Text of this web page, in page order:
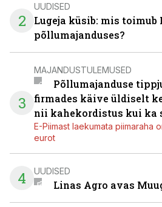
2
UUDISED
Lugeja küsib: mis toimub
põllumajanduses?
3
MAJANDUSTULEMUSED
Põllumajanduse
firmades käive üldiselt
nii kahekordistus kui ka
E-Piimast laekumata piimaraha
eurot
4 UUDISED
Linas Agro avas